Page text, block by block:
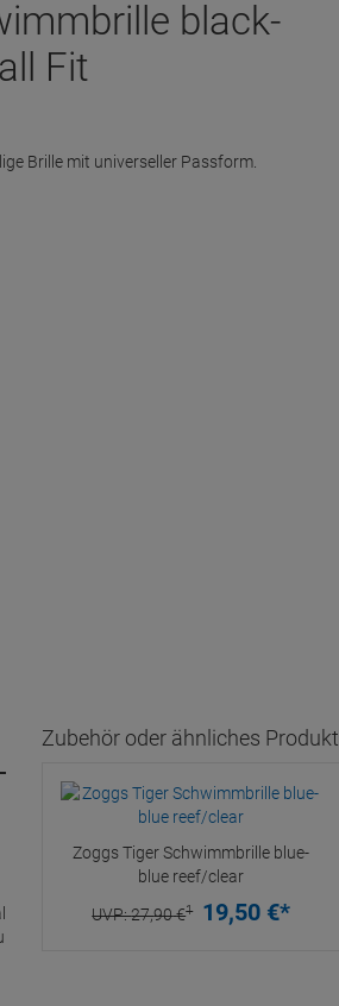
black-
Fit
Brille mit universeller Passform.
Zubehör oder ähnliches Produkt
Zoggs Tiger Schwimmbrille blue-
blue reef/clear
UVP:27,90€1 19,50 €*